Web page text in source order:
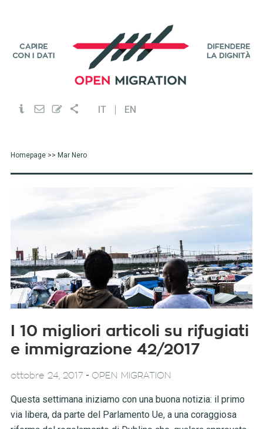
IT EN
Homepage>> Mar Nero
I 10 migliori articoli su rifugiati
e immigrazione 42/2017
ottobre 24, 2017 - OPEN MIGRATION
Questa settimana iniziamo con una buona notizia: il primo
via libera, da parte del Parlamento Ue, a una coraggiosa